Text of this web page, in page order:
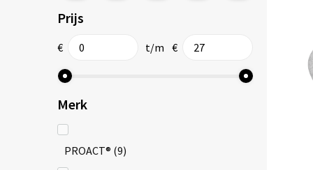
Prijs
€ t/m €
Merk
PROACT® (9)